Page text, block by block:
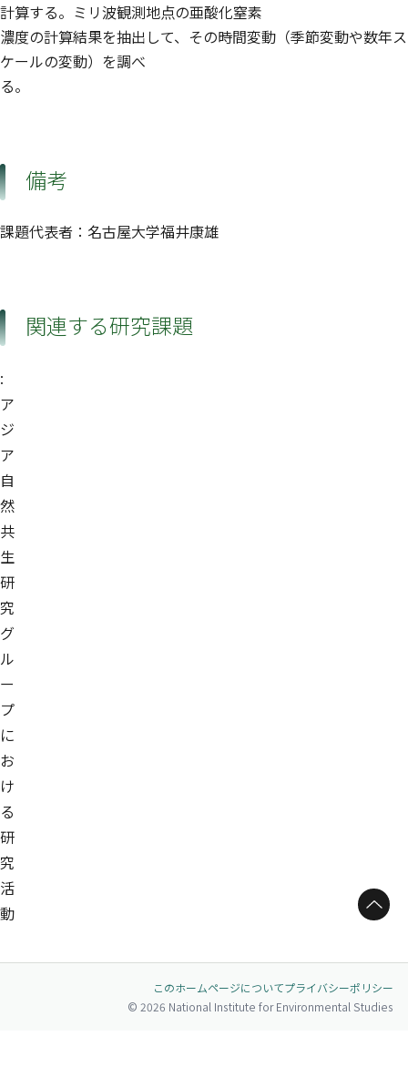
計算する。ミリ波観測地点の亜酸化窒素
濃度の計算結果を抽出して、その時間変動（季節変動や数年ス
ケールの変動）を調べ
る。
備考
課題代表者：名古屋大学福井康雄
関連する研究課題
:
ア
ジ
ア
自
然
共
生
研
究
グ
ル
ー
プ
に
お
け
る
研
究
活
動
ページトップへ
このホームページについてプライバシーポリシー
© 2026 National Institute for Environmental Studies